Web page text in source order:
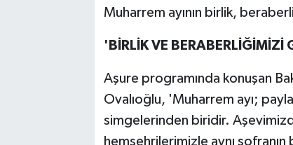
Muharrem ayının birlik,
'BİRLİK VE BERABERLİĞİMİZİ
Aşure programında konuşan
Ovalıoğlu, 'Muharrem ayı;
simgelerinden biridir.
hemşehrilerimizle aynı